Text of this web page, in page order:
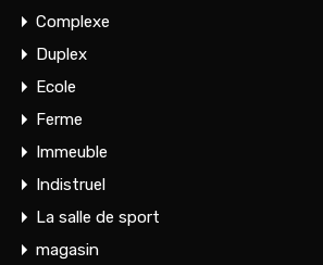
Complexe
Duplex
Ecole
Ferme
Immeuble
Indistruel
La salle de sport
magasin